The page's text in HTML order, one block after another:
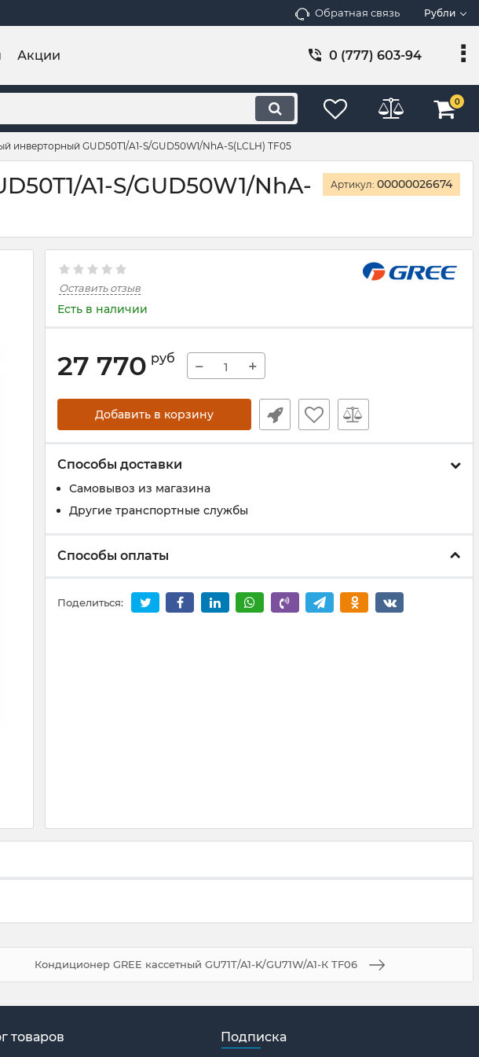
Обратная связь Рубли
Акции 0 (777) 603-94
0
инверторный GUD50T1/A1-S/GUD50W1/NhA-S(LCLH) TF05
A1-S/GUD50W1/NhA-
Артикул: 00000026674
Оставить отзыв
Есть в наличии
27 770 руб − +
Добавить в корзину
Способы доставки
Самовывоз из магазина
Другие транспортные службы
Способы оплаты
Поделиться:
Кондиционер GREE кассетный GU71T/A1-K/GU71W/A1-К TF06
товаров Подписка